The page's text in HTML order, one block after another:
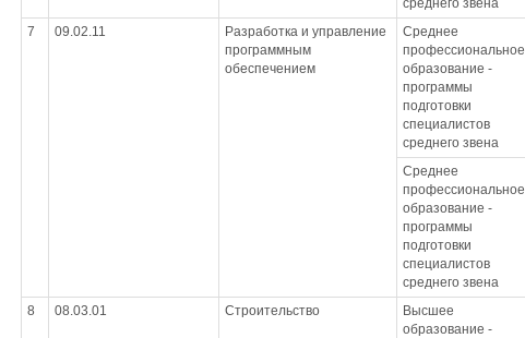
среднего звена
7 09.02.11
Разработка и управление
программным
обеспечением
Среднее
профессиональное
образование -
программы
подготовки
специалистов
среднего звена
Среднее
профессиональное
образование -
программы
подготовки
специалистов
среднего звена
8 08.03.01 Строительство
Высшее
образование -